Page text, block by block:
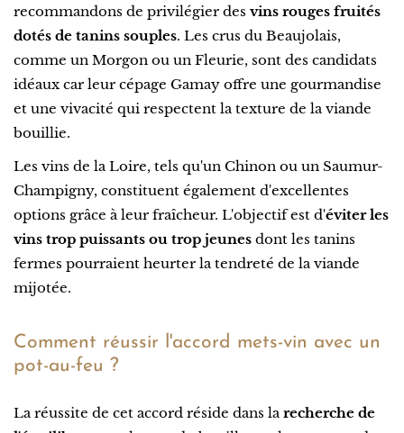
recommandons de privilégier des vins rouges fruités
dotés de tanins souples. Les crus du Beaujolais,
comme un Morgon ou un Fleurie, sont des candidats
idéaux car leur cépage Gamay offre une gourmandise
et une vivacité qui respectent la texture de la viande
bouillie.
Les vins de la Loire, tels qu'un Chinon ou un Saumur-
Champigny, constituent également d'excellentes
options grâce à leur fraîcheur. L'objectif est d'éviter les
vins trop puissants ou trop jeunes dont les tanins
fermes pourraient heurter la tendreté de la viande
mijotée.
Comment réussir l'accord mets-vin avec un
pot-au-feu ?
La réussite de cet accord réside dans larecherche de